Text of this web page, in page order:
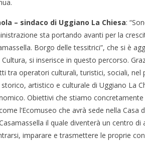
– sindaco di Uggiano La Chiesa:
sta portando avanti per la
Borgo delle tessitrici”, che si è
si inserisce in questo percorso.
tra operatori culturali, turistici, sociali, nel
artistico e culturale di Uggiano La
Obiettivi che stiamo
l’Ecomuseo che avrà sede nella Casa
il quale diventerà un centro
imparare e trasmettere le proprie